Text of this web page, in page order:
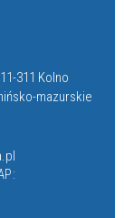
311 Kolno
mazurskie